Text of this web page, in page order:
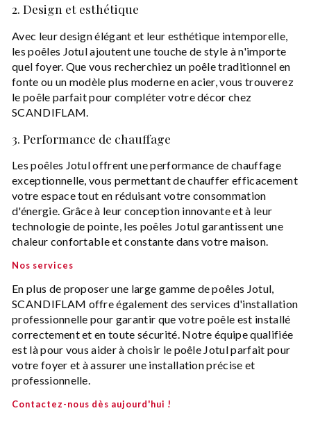
2. Design et esthétique
Avec leur design élégant et leur esthétique intemporelle,
les poêles Jotul ajoutent une touche de style à n'importe
quel foyer. Que vous recherchiez un poêle traditionnel en
fonte ou un modèle plus moderne en acier, vous trouverez
le poêle parfait pour compléter votre décor chez
SCANDIFLAM.
3. Performance de chauffage
Les poêles Jotul offrent une performance de chauffage
exceptionnelle, vous permettant de chauffer efficacement
votre espace tout en réduisant votre consommation
d'énergie. Grâce à leur conception innovante et à leur
technologie de pointe, les poêles Jotul garantissent une
chaleur confortable et constante dans votre maison.
Nos services
En plus de proposer une large gamme de poêles Jotul,
SCANDIFLAM offre également des services d'installation
professionnelle pour garantir que votre poêle est installé
correctement et en toute sécurité. Notre équipe qualifiée
est là pour vous aider à choisir le poêle Jotul parfait pour
votre foyer et à assurer une installation précise et
professionnelle.
Contactez-nous dès aujourd'hui !